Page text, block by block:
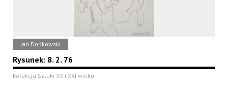
Jan Dobkowski
Rysunek: 8. 2. 76
Kolekcja Sztuki XX i XXI wieku